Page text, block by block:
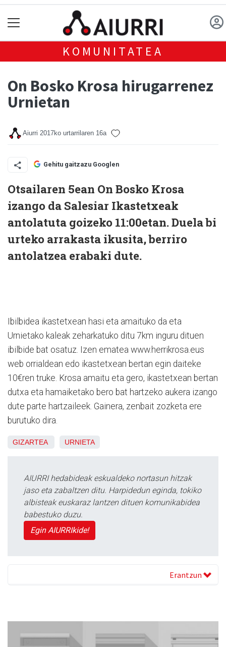
KOMUNITATEA
On Bosko Krosa hirugarrenez
Urnietan
Aiurri 2017ko urtarrilaren 16a
Gehitu gaitzazu Googlen
Otsailaren 5ean On Bosko Krosa
izango da Salesiar Ikastetxeak
antolatuta goizeko 11:00etan. Duela bi
urteko arrakasta ikusita, berriro
antolatzea erabaki dute.
Ibilbidea ikastetxean hasi eta amaituko da eta
Urnietako kaleak zeharkatuko ditu 7km inguru dituen
ibilbide bat osatuz. Izen ematea www.herrikrosa.eus
web orrialdean edo ikastetxean bertan egin daiteke
10€ren truke. Krosa amaitu eta gero, ikastetxean bertan
dutxa eta hamaiketako bero bat hartzeko aukera izango
dute parte hartzaileek. Gainera, zenbait zozketa ere
burutuko dira.
GIZARTEA URNIETA
AIURRI hedabideak eskualdeko nortasun hitzak
jaso eta zabaltzen ditu. Harpidedun eginda, tokiko
albisteak euskaraz lantzen dituen komunikabidea
babestuko duzu.
Egin AIURRIkide!
Erantzun